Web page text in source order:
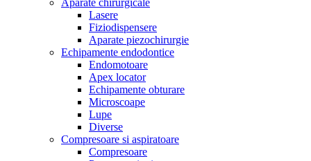
Aparate chirurgicale
Lasere
Fiziodispensere
Aparate piezochirurgie
Echipamente endodontice
Endomotoare
Apex locator
Echipamente obturare
Microscoape
Lupe
Diverse
Compresoare si aspiratoare
Compresoare